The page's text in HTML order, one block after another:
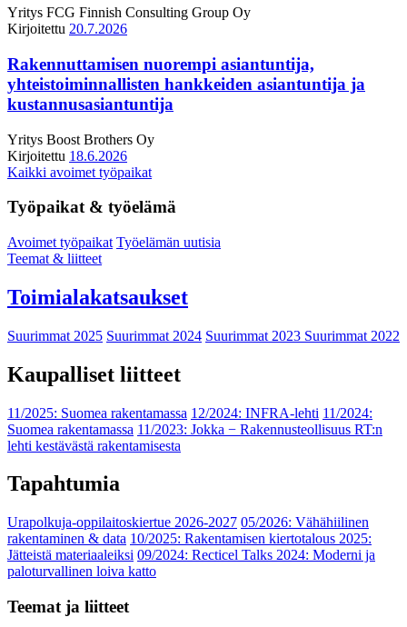
Yritys FCG Finnish Consulting Group Oy
Kirjoitettu 20.7.2026
Rakennuttamisen nuorempi asiantuntija,
yhteistoiminnallisten hankkeiden asiantuntija ja
kustannusasiantuntija
Yritys Boost Brothers Oy
Kirjoitettu 18.6.2026
Kaikki avoimet työpaikat
Työpaikat & työelämä
Avoimet työpaikat Työelämän uutisia
Teemat & liitteet
Toimialakatsaukset
Suurimmat 2025 Suurimmat 2024 Suurimmat 2023 Suurimmat 2022
Kaupalliset liitteet
11/2025: Suomea rakentamassa 12/2024: INFRA-lehti 11/2024:
Suomea rakentamassa 11/2023: Jokka − Rakennusteollisuus RT:n
lehti kestävästä rakentamisesta
Tapahtumia
Urapolkuja-oppilaitoskiertue 2026-2027 05/2026: Vähähiilinen
rakentaminen & data 10/2025: Rakentamisen kiertotalous 2025:
Jätteistä materiaaleiksi 09/2024: Recticel Talks 2024: Moderni ja
paloturvallinen loiva katto
Teemat ja liitteet